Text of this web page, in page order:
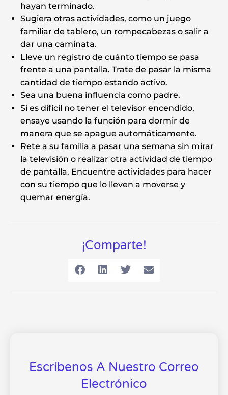
hayan terminado.
Sugiera otras actividades, como un juego
familiar de tablero, un rompecabezas o salir a
dar una caminata.
Lleve un registro de cuánto tiempo se pasa
frente a una pantalla. Trate de pasar la misma
cantidad de tiempo estando activo.
Sea una buena influencia como padre.
Si es difícil no tener el televisor encendido,
ensaye usando la función para dormir de
manera que se apague automáticamente.
Rete a su familia a pasar una semana sin mirar
la televisión o realizar otra actividad de tiempo
de pantalla. Encuentre actividades para hacer
con su tiempo que lo lleven a moverse y
quemar energía.
¡Comparte!
Escríbenos A Nuestro Correo
Electrónico